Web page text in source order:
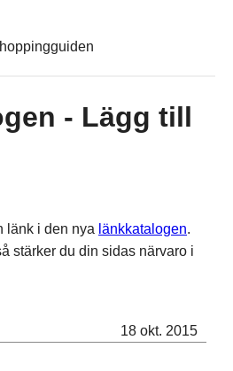
- Lägg till
länk i den nya länkkatalogen.
stärker du din sidas närvaro i
18 okt. 2015